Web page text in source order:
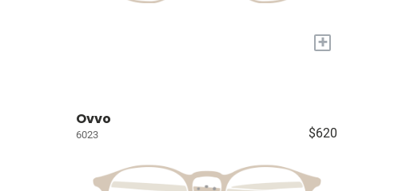
+
Ovvo
6023 $620